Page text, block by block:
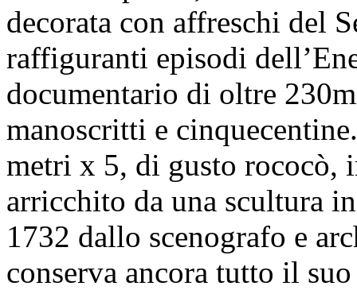
decorata con affreschi del
raffiguranti episodi
documentario di oltre
manoscritti e
metri x 5, di gusto rococò,
arricchito da una scultura
1732 dallo scenografo e
conserva ancora tutto il